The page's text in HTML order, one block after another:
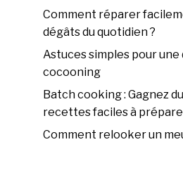
Comment réparer
dégâts du quotidien ?
Astuces simples pour
cocooning
Batch cooking : Gagnez
recettes faciles à
Comment relooker un